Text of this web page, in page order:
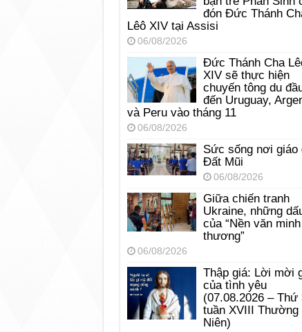
đón Đức Thánh
Lêô XIV tại Assisi
06/08/2026
Đức Thánh Cha
XIV sẽ thực hiện
chuyến tông du
đến Uruguay,
và Peru vào tháng 11
06/08/2026
Sức sống nơi giáo
Đất Mũi
06/08/2026
Giữa chiến tranh
Ukraine, những
của “Nền văn
thương”
06/08/2026
Thập giá: Lời mời
của tình yêu
(07.08.2026 – Thứ
tuần XVIII Thường
Niên)